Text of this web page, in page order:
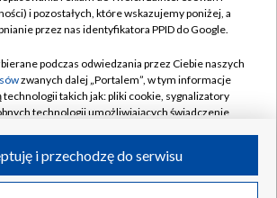
Cyfrowa
Pomoc
Kontakt
Kanały
Polska S.A. w likwidacji
i pozostałych, które wskazujemy poniżej, a
przez nas identyfikatora PPID do Google.
podczas odwiedzania przez Ciebie naszych
zwanych dalej „Portalem”, w tym informacje
technologii takich jak: pliki cookie, sygnalizatory
technologii umożliwiających świadczenie
i przechodzę do serwisu